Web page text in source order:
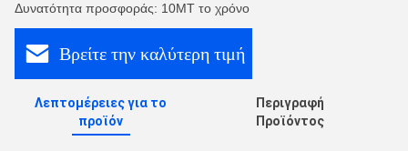
Δυνατότητα προσφοράς: 10MT το χρόνο
Βρείτε την καλύτερη τιμή
Λεπτομέρειες για το
προϊόν
Περιγραφή
Προϊόντος